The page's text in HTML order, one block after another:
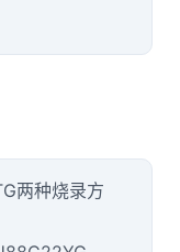
两种烧录方